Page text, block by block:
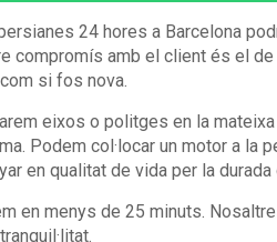
24 hores a Barcelona
compromís amb el client és el
si fos nova.
eixos o politges en la
Podem col·locar un motor a
en qualitat de vida per la durada
en menys de 25 minuts.